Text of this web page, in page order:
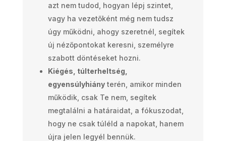
azt nem tudod, hogyan lépj szintet,
vagy ha vezetőként még nem tudsz
úgy működni, ahogy szeretnél, segítek
új nézőpontokat keresni, személyre
szabott döntéseket hozni.
Kiégés, túlterheltség,
egyensúlyhiányterén, amikor minden
működik, csak Te nem, segítek
megtalálni a határaidat, a fókuszodat,
hogy ne csak túléld a napokat, hanem
újra jelen legyél bennük.